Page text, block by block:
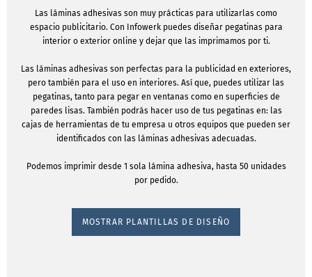
Las láminas adhesivas son muy prácticas para utilizarlas como
espacio publicitario. Con Infowerk puedes diseñar pegatinas para
interior o exterior online y dejar que las imprimamos por ti.
Las láminas adhesivas son perfectas para la publicidad en exteriores,
pero también para el uso en interiores. Así que, puedes utilizar las
pegatinas, tanto para pegar en ventanas como en superficies de
paredes lisas. También podrás hacer uso de tus pegatinas en: las
cajas de herramientas de tu empresa u otros equipos que pueden ser
identificados con las láminas adhesivas adecuadas.
Podemos imprimir desde 1 sola lámina adhesiva, hasta 50 unidades
por pedido.
MOSTRAR PLANTILLAS DE DISEÑO